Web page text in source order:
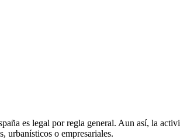
es legal por regla general. Aun así, la
urbanísticos o empresariales.